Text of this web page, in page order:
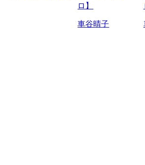
ロ】
車谷晴子